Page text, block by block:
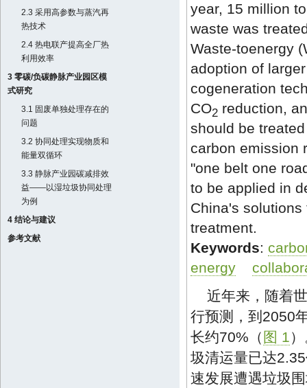
2.3 采用高参数与蒸汽再
热技术
2.4 热电联产提高全厂热
利用效率
3 零碳/负碳静脉产业园区模
式研究
3.1 固废单独处理存在的
问题
3.2 协同处理实现物质和
能量双循环
3.3 静脉产业园碳减排效
益——以湿垃圾协同处理
为例
4 结论与建议
参考文献
year, 15 million
waste was
Waste-toenergy
adoption of
cogeneration
CO2 reduction,
should be
carbon emission
"one belt one
to be applied in
China's
treatment.
Keywords:
energy
近年来，随着
行预测，到2050
长约70%（ 图 1
圾清运量已达
速发展遭遇垃圾